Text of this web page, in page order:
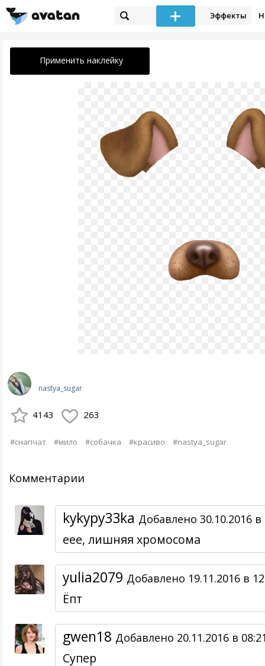
Эффекты
Применить наклейку
nastya_sugar
4143 263
#снапчат #мило #собачка #красиво #nastya_sugar
Комментарии
kykypy33ka Добавлено 30.10.2016 в
еее, лишняя хромосома
yulia2079 Добавлено 19.11.2016 в
Ёпт
gwen18 Добавлено 20.11.2016 в
Супер